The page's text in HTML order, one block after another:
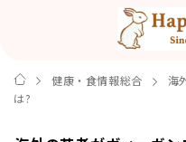
健康・食情報総合
海
は?